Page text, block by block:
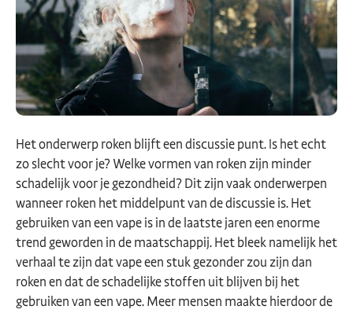
Het onderwerp roken blijft een discussie punt. Is het echt
zo slecht voor je? Welke vormen van roken zijn minder
schadelijk voor je gezondheid? Dit zijn vaak onderwerpen
wanneer roken het middelpunt van de discussie is. Het
gebruiken van een vape is in de laatste jaren een enorme
trend geworden in de maatschappij. Het bleek namelijk het
verhaal te zijn dat vape een stuk gezonder zou zijn dan
roken en dat de schadelijke stoffen uit blijven bij het
gebruiken van een vape. Meer mensen maakte hierdoor de